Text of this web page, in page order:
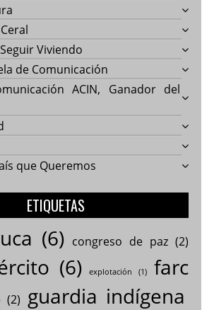
Viviendo
de Comunicación
ACIN, Ganador del
que Queremos
ETIQUETAS
(6) congreso de paz(2)
(6) explotación (1)
farc
(2) guardia indígena